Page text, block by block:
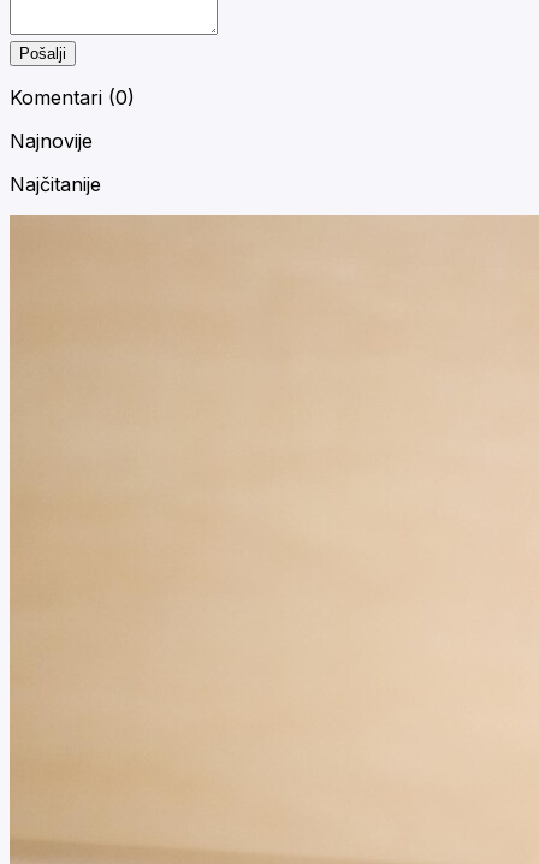
Pošalji
Komentari (0)
Najnovije
Najčitanije